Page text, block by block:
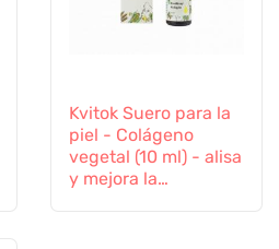
Kvitok Suero para la
piel - Colágeno
vegetal (10 ml) - alisa
y mejora la